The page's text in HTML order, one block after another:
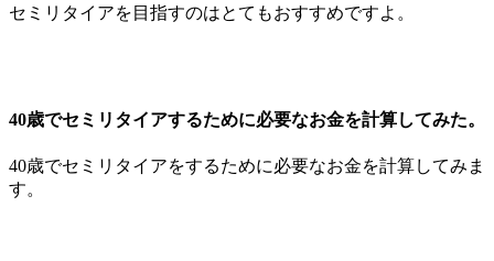
セミリタイアを目指すのはとてもおすすめですよ。
40歳でセミリタイアするために必要なお金を計算してみた。
40歳でセミリタイアをするために必要なお金を計算してみま
す。